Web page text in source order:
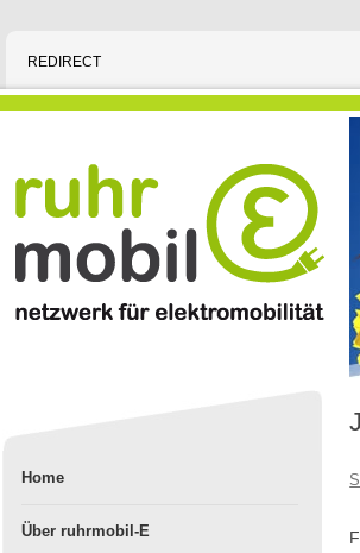
REDIRECT
Home
Über ruhrmobil-E